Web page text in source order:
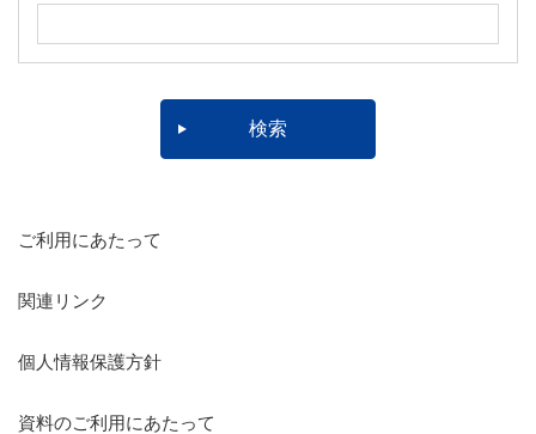
ご利用にあたって
関連リンク
個人情報保護方針
資料のご利用にあたって